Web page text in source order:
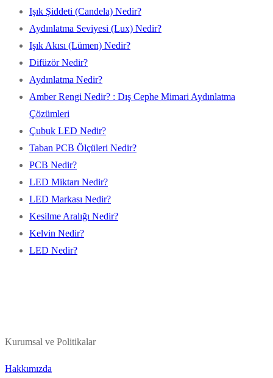
Işık Şiddeti (Candela) Nedir?
Aydınlatma Seviyesi (Lux) Nedir?
Işık Akısı (Lümen) Nedir?
Difüzör Nedir?
Aydınlatma Nedir?
Amber Rengi Nedir? : Dış Cephe Mimari Aydınlatma
Çözümleri
Çubuk LED Nedir?
Taban PCB Ölçüleri Nedir?
PCB Nedir?
LED Miktarı Nedir?
LED Markası Nedir?
Kesilme Aralığı Nedir?
Kelvin Nedir?
LED Nedir?
Kurumsal ve Politikalar
Hakkımızda